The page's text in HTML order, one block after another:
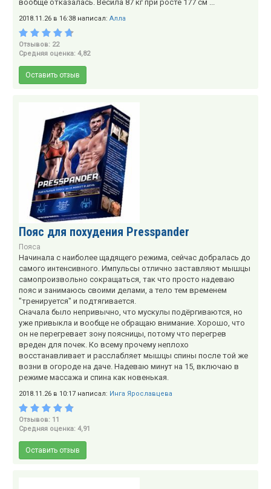
вообще отказалась. Весила 87 кг при росте 177 см ...
2018.11.26 в 16:38 написал: Алла
Отзывов: 22
Средняя оценка: 4,82
Оставить отзыв
Пояс для похудения Presspander
Пояса
Начинала с наиболее щадящего режима, сейчас добралась до
самого интенсивного. Импульсы отлично заставляют мышцы
самопроизвольно сокращаться, так что просто надеваю
пояс и занимаюсь своими делами, а тело тем временем
"тренируется" и подтягивается.
Сначала было непривычно, что мускулы подёргиваются, но
уже привыкла и вообще не обращаю внимание. Хорошо, что
он не перегревает зону поясницы, потому что перегрев
вреден для почек. Ко всему прочему неплохо
восстанавливает и расслабляет мышцы спины после той же
возни в огороде на даче. Надеваю минут на 15, включаю в
режиме массажа и спина как новенькая.
2018.11.26 в 10:17 написал: Инга Ярославцева
Отзывов: 11
Средняя оценка: 4,91
Оставить отзыв